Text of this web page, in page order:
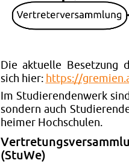
Die ak­tu­el­le Be­set­zung
sich hier: https://​
Im Stu­die­ren­den­werk
son­dern auch
hei­mer Hoch­schu­len.
(StuWe)